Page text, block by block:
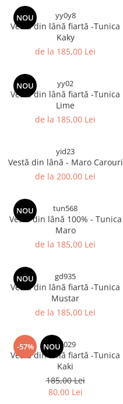
NOU yy0y8
Vestă din lână fiartă -Tunica
Kaky
de la 185,00 Lei
NOU yy02
Vestă din lână fiartă -Tunica
Lime
de la 185,00 Lei
yid23
Vestă din lână - Maro Carouri
de la 200,00 Lei
NOU tun568
Vestă din lână 100% - Tunica
Maro
de la 185,00 Lei
NOU gd935
Vestă din lână fiartă -Tunica
Mustar
de la 185,00 Lei
-57% NOUgd029
Vestă din lână fiartă -Tunica
Kaki
185,00 Lei
80,00 Lei